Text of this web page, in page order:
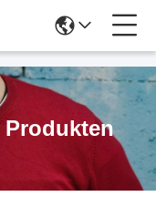
Produkten